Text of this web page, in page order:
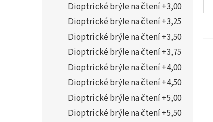
Dioptrické brýle na čtení +3,00
Dioptrické brýle na čtení +3,25
Dioptrické brýle na čtení +3,50
Dioptrické brýle na čtení +3,75
Dioptrické brýle na čtení +4,00
Dioptrické brýle na čtení +4,50
Dioptrické brýle na čtení +5,00
Dioptrické brýle na čtení +5,50